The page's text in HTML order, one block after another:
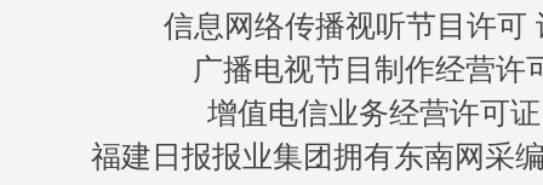
信息网络传播视听节目许可
广播电视节目制作经营许
增值电信业务经营许可
福建日报报业集团拥有东南网采